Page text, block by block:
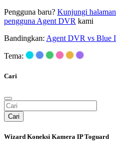
Pengguna baru? Kunjungi
pengguna Agent DVR kami
Bandingkan: Agent DVR vs Blue
Tema:
Cari
Cari
Wizard Koneksi Kamera IP Toguard